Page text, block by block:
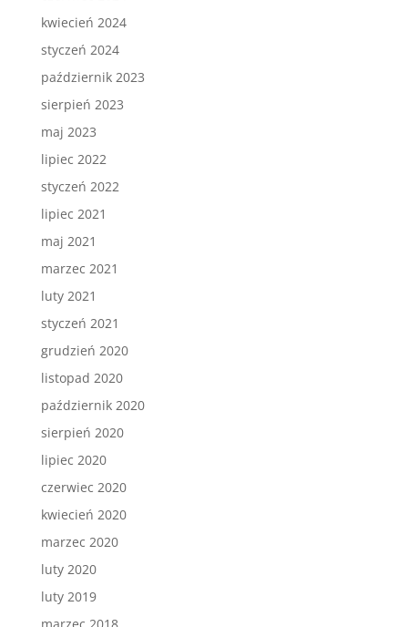
kwiecień 2024
styczeń 2024
październik 2023
sierpień 2023
maj 2023
lipiec 2022
styczeń 2022
lipiec 2021
maj 2021
marzec 2021
luty 2021
styczeń 2021
grudzień 2020
listopad 2020
październik 2020
sierpień 2020
lipiec 2020
czerwiec 2020
kwiecień 2020
marzec 2020
luty 2020
luty 2019